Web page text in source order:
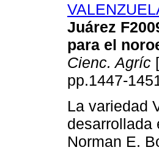
Juárez
para el
Cienc. Agríc
pp.1447-
La variedad
desarrollada
Norman E.